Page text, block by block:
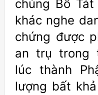
chúng Bồ
khác nghe
chứng được
an trụ trong
lúc thành
lượng bất